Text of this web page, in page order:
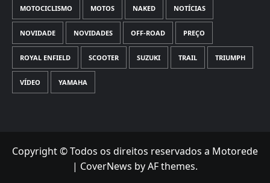
MOTOCICLISMO MOTOS NAKED NOTÍCIAS
NOVIDADE NOVIDADES OFF-ROAD PREÇO
ROYAL ENFIELD SCOOTER SUZUKI TRAIL TRIUMPH
VÍDEO YAMAHA
Copyright © Todos os direitos reservados a Motorede
| CoverNews by AF themes.